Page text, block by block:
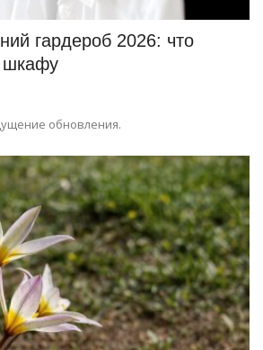
гардероб 2026: что
шкафу
обновления.